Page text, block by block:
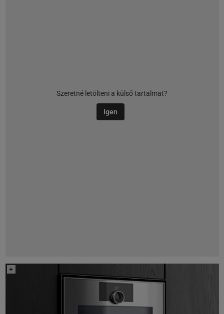
Szeretné letölteni a külső tartalmat?
Igen